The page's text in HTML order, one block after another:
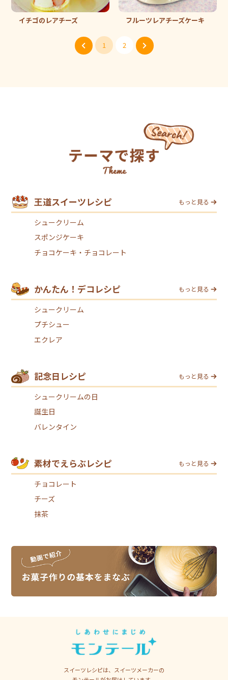
イチゴのレアチーズ フルーツレアチーズケーキ
1 2
王道スイーツレシピ もっと見る
シュークリーム
スポンジケーキ
チョコケーキ・チョコレート
かんたん！デコレシピ もっと見る
シュークリーム
プチシュー
エクレア
記念日レシピ もっと見る
シュークリームの日
誕生日
バレンタイン
素材でえらぶレシピ もっと見る
チョコレート
チーズ
抹茶
スイーツレシピは、スイーツメーカーの